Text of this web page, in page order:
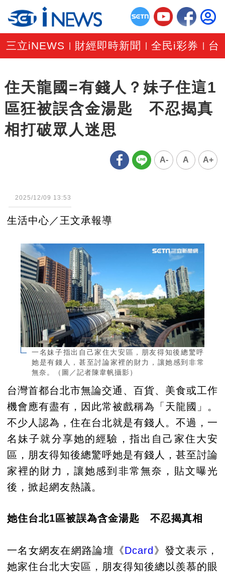
三立iNEWS 財經即時新聞 |全民i彩券 台
住天龍國=有錢人？妹子住這1
區狂被誤含金湯匙 不忍揭真
相打破眾人迷思
A- A A+
2025/12/09 13:53
生活中心／王文承報導
一名妹子指出自己家住大安區，朋友得知後總驚呼
她是有錢人，甚至討論家裡的財力，讓她感到非常
無奈。（圖／記者陳韋帆攝影）
台灣首都台北市無論交通、百貨、美食或工作
機會應有盡有，因此常被戲稱為「天龍國」。
不少人認為，住在台北就是有錢人。不過，一
名妹子就分享她的經驗，指出自己家住大安
區，朋友得知後總驚呼她是有錢人，甚至討論
家裡的財力，讓她感到非常無奈，貼文曝光
後，掀起網友熱議。
她住台北1區被誤為含金湯匙 不忍揭真相
一名女網友在網路論壇《Dcard 》發文表示，
她家住台北大安區，朋友得知後總以羨慕的眼